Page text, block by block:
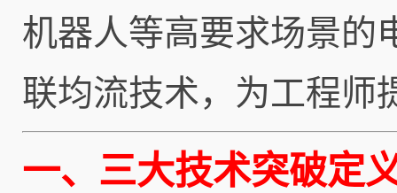
机器人等高要求场景的
联均流技术，为工程师
一、三大技术突破定